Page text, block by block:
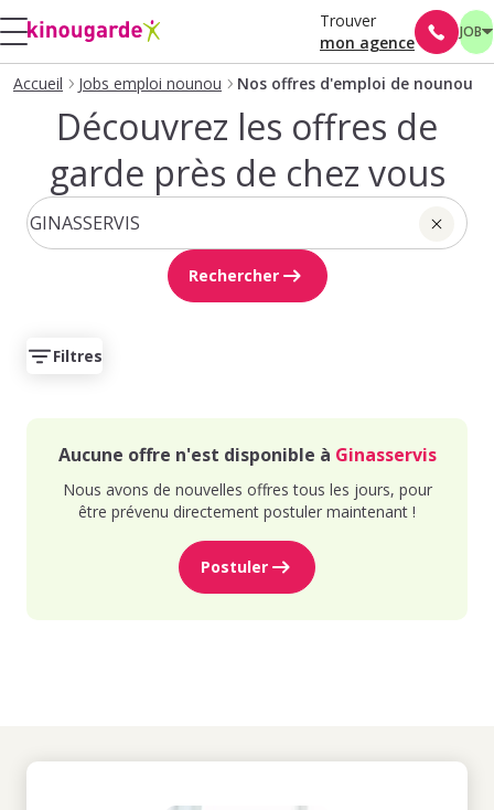
Trouver
mon agence
JOB
Accueil Jobs emploi nounou Nos offres d'emploi de nounou
Découvrez les offres de
garde près de chez vous
Rechercher
Filtres
Aucune offre n'est disponible à Ginasservis
Nous avons de nouvelles offres tous les jours, pour
être prévenu directement postuler maintenant !
Postuler